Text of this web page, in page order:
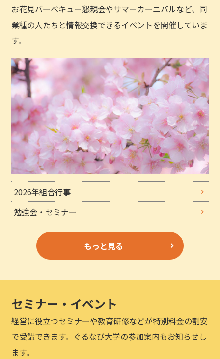
お花見バーベキュー懇親会やサマーカーニバルなど、同
業種の人たちと情報交換できるイベントを開催していま
す。
2026年組合行事
勉強会・セミナー
もっと見る
セミナー・イベント
経営に役立つセミナーや教育研修などが特別料金の割安
で受講できます。ぐるなび大学の参加案内もお知らせし
ます。